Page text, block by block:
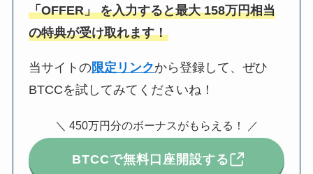
「OFFER」 を入力すると最大 158万円相当
の特典が受け取れます！
当サイトの限定リンクから登録して、ぜひ
BTCCを試してみてくださいね！
＼ 450万円分のボーナスがもらえる！ ／
BTCCで無料口座開設する